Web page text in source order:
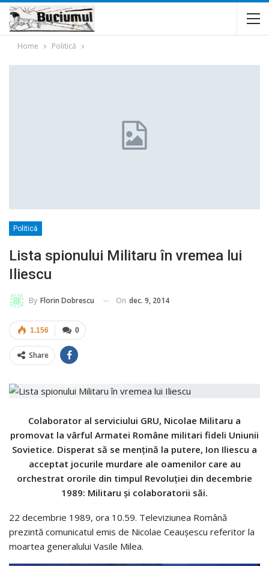
Home Politică
Politică
Lista spionului Militaru în vremea lui
Iliescu
By Florin Dobrescu On dec. 9, 2014
0
1.156
Share
Colaborator al serviciului GRU, Nicolae Militaru a
promovat la vârful Armatei Române militari fideli Uniunii
Sovietice. Disperat să se menţină la putere, Ion Iliescu a
acceptat jocurile murdare ale oamenilor care au
orchestrat ororile din timpul Revoluţiei din decembrie
1989: Militaru şi colaboratorii săi.
22 decembrie 1989, ora 10.59. Televiziunea Română
prezintă comunicatul emis de Nicolae Ceauşescu referitor la
moartea generalului Vasile Milea.